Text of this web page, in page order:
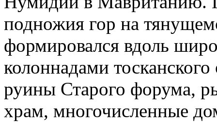
подножия гор на
формировался вдоль
колоннадами
руины Старого форума,
храм, многочисленные